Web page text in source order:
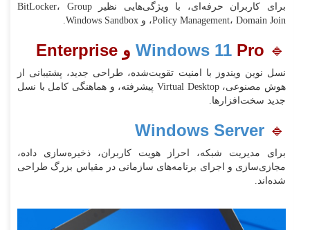
برای کاربران حرفه‌ای، با ویژگی‌هایی نظیر BitLocker، Group
Policy Management، Domain Join، و Windows Sandbox.
🔹
Windows 11 Pro و Enterprise
نسل نوین ویندوز با امنیت تقویت‌شده، طراحی جدید، پشتیبانی از
هوش مصنوعی، Virtual Desktop پیشرفته، و هماهنگی کامل با نسل
جدید سخت‌افزارها.
🔹
Windows Server
برای مدیریت شبکه، احراز هویت کاربران، ذخیره‌سازی داده،
مجازی‌سازی و اجرای برنامه‌های سازمانی در مقیاس بزرگ طراحی
شده‌اند.